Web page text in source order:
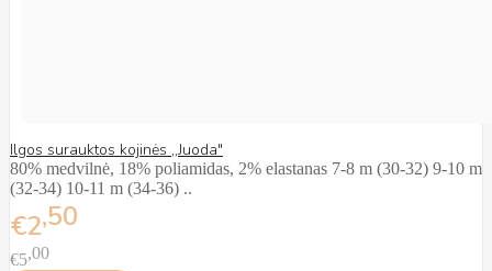
Ilgos surauktos kojinės ,,Juoda"
80% medvilnė, 18% poliamidas, 2% elastanas 7-8 m (30-32) 9-10 m
(32-34) 10-11 m (34-36) ..
€250
€5 00